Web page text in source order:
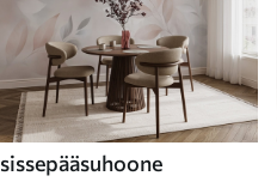
sissepääsuhoone